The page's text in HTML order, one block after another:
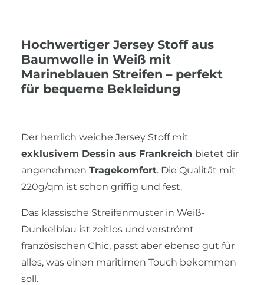
Hochwertiger Jersey Stoff aus
Baumwolle in Weiß mit
Marineblauen Streifen – perfekt
für bequeme Bekleidung
Der herrlich weiche Jersey Stoff mit
exklusivem Dessin aus Frankreich bietet dir
angenehmen Tragekomfort. Die Qualität mit
220g/qm ist schön griffig und fest.
Das klassische Streifenmuster in Weiß-
Dunkelblau ist zeitlos und verströmt
französischen Chic, passt aber ebenso gut für
alles, was einen maritimen Touch bekommen
soll.